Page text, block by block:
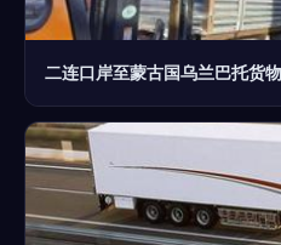
二连口岸至蒙古国乌兰巴托货